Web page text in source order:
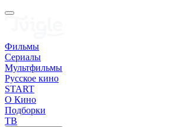
Фильмы
Сериалы
Мультфильмы
Русское кино
START
О Кино
Подборки
ТВ